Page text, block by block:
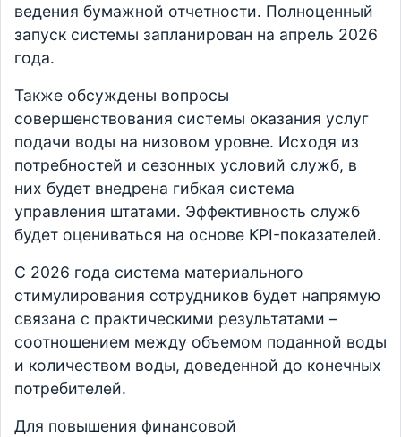
ведения бумажной отчетности. Полноценный
запуск системы запланирован на апрель 2026
года.
Также обсуждены вопросы
совершенствования системы оказания услуг
подачи воды на низовом уровне. Исходя из
потребностей и сезонных условий служб, в
них будет внедрена гибкая система
управления штатами. Эффективность служб
будет оцениваться на основе KPI-показателей.
С 2026 года система материального
стимулирования сотрудников будет напрямую
связана с практическими результатами –
соотношением между объемом поданной воды
и количеством воды, доведенной до конечных
потребителей.
Для повышения финансовой